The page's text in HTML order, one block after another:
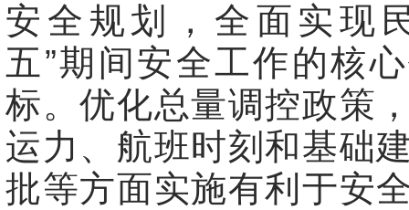
安全规划，全面实现
五”期间安全工作的核
标。优化总量调控政策
运力、航班时刻和基础
批等方面实施有利于安